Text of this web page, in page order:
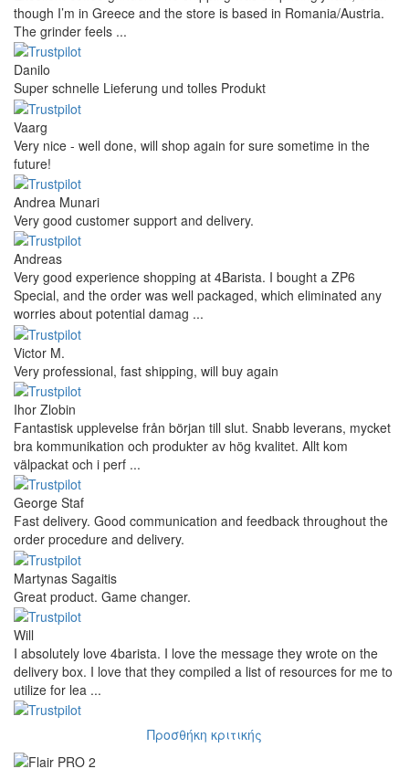
though I’m in Greece and the store is based in Romania/Austria.
The grinder feels ...
Danilo
Super schnelle Lieferung und tolles Produkt
Vaarg
Very nice - well done, will shop again for sure sometime in the
future!
Andrea Munari
Very good customer support and delivery.
Andreas
Very good experience shopping at 4Barista. I bought a ZP6
Special, and the order was well packaged, which eliminated any
worries about potential damag ...
Victor M.
Very professional, fast shipping, will buy again
Ihor Zlobin
Fantastisk upplevelse från början till slut. Snabb leverans, mycket
bra kommunikation och produkter av hög kvalitet. Allt kom
välpackat och i perf ...
George Staf
Fast delivery. Good communication and feedback throughout the
order procedure and delivery.
Martynas Sagaitis
Great product. Game changer.
Will
I absolutely love 4barista. I love the message they wrote on the
delivery box. I love that they compiled a list of resources for me to
utilize for lea ...
Προσθήκη κριτικής